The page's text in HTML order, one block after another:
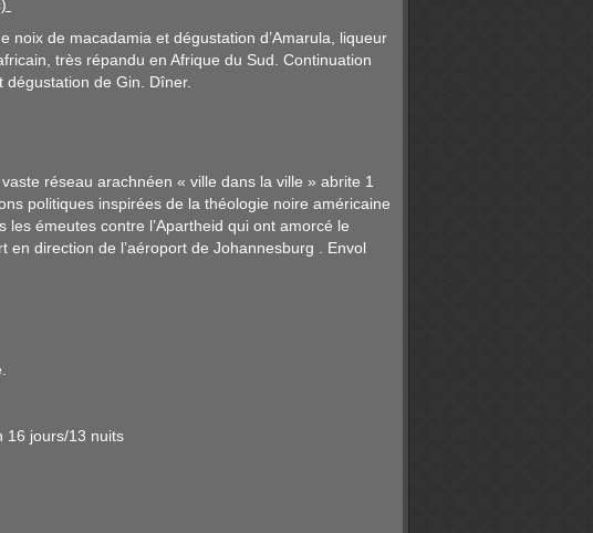
noix de macadamia et dégustation d’Amarula, liqueur
très répandu en Afrique du Sud. Continuation
de Gin. Dîner.
réseau arachnéen « ville dans la ville » abrite 1
politiques inspirées de la théologie noire américaine
les émeutes contre l’Apartheid qui ont amorcé le
direction de l’aéroport de Johannesburg . Envol
16 jours/13 nuits